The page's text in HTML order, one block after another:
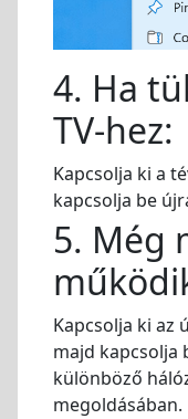
4. Ha
TV-hez:
Kapcsolja ki a
kapcsolja be
5. Még
Kapcsolja ki az
majd kapcsolja
különböző
megoldásában.